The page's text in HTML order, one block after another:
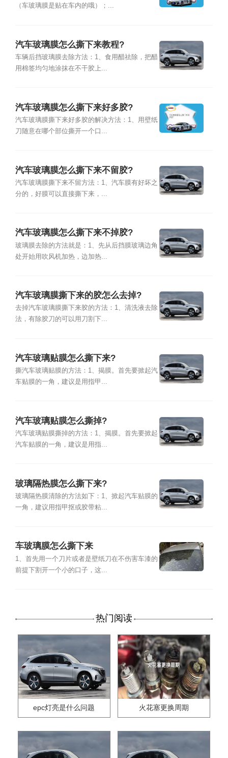
（车玻璃膜是贴在车内的哦）；...
汽车玻璃膜怎么撕下来教程?
车辆后挡玻璃膜去除方法：1、食用醋祛除，把醋
用棉签均匀地涂抹在不干胶上...
汽车玻璃膜怎么撕下来好多胶?
汽车玻璃膜撕下来好多胶的解决方法：1、用壁纸
刀随意在哪个部位撕开一个口...
汽车玻璃膜怎么撕下来不留胶?
汽车玻璃膜撕下来不留方法：1、汽车膜有好坏之
分的，好膜可以直接撕下来，...
汽车玻璃膜怎么撕下来不掉胶?
玻璃膜去除的方法就是：1、先从后挡膜玻璃边角
处开始用吹风机加热，边加热...
汽车玻璃膜撕下来的胶怎么去掉?
去掉汽车玻璃膜撕下来胶的方法：1、清洗液去除
法，有除胶刀的可以用刀割下...
汽车玻璃贴膜怎么撕下来?
撕汽车玻璃贴膜的方法：1、揭膜。首先要掀起汽
车贴膜的一角，建议是用指甲...
汽车玻璃贴膜怎么撕掉?
汽车玻璃贴膜撕掉的方法：1、揭膜。首先要掀起
汽车贴膜的一角，建议是用指...
玻璃隔热膜怎么撕下来?
玻璃隔热膜清除的方法如下：1、掀起汽车贴膜的
一角，建议用指甲抠或胶带粘...
车玻璃膜怎么撕下来
1、首先用一个刀片或者是壁纸刀在不伤害车漆的
前提下割开一个小的口子，这...
热门阅读
epc灯亮是什么问题 火花塞更换周期